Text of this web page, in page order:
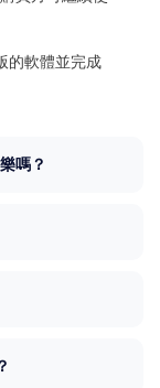
的軟體並完成
嗎？
與歌曲為